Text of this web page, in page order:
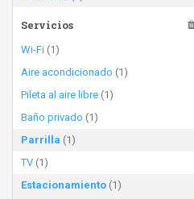
Servicios
Wi-Fi (1)
Aire acondicionado (1)
Pileta al aire libre (1)
Baño privado (1)
Parrilla (1)
TV (1)
Estacionamiento (1)